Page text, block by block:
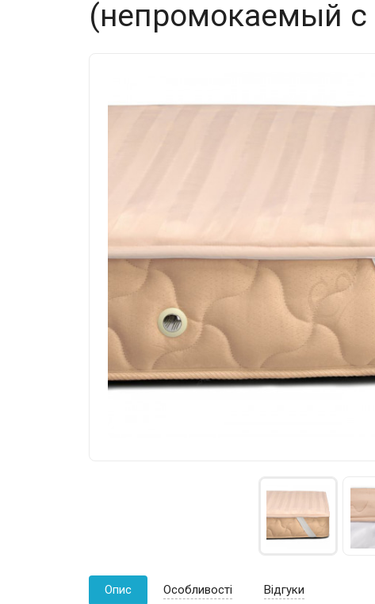
(непромокаемый с
Опис Особливості Відгуки